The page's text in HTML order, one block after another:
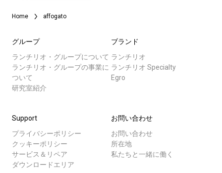
Home affogato
グループ
ランチリオ・グループについて
ランチリオ・グループの事業に
ついて
研究室紹介
ブランド
ランチリオ
ランチリオ Specialty
Egro
Support
プライバシーポリシー
クッキーポリシー
サービス＆リペア
ダウンロードエリア
お問い合わせ
お問い合わせ
所在地
私たちと一緒に働く